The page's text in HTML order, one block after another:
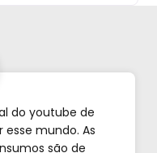
do youtube de
mundo. As
são de